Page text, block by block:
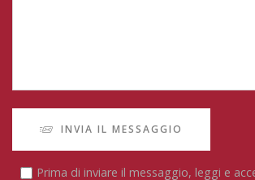
INVIA IL MESSAGGIO
Prima di inviare il messaggio, leggi e